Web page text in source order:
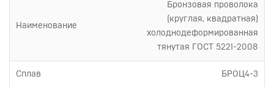
Наименование
Бронзовая проволока
(круглая, квадратная)
холоднодеформированная
тянутая ГОСТ 5221-2008
Сплав БРОЦ4-3